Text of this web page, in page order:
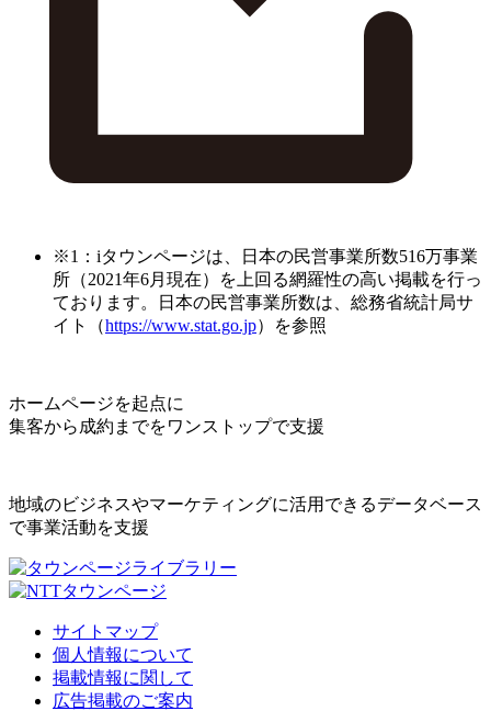
※1：iタウンページは、日本の民営事業所数516万事業
所（2021年6月現在）を上回る網羅性の高い掲載を行っ
ております。日本の民営事業所数は、総務省統計局サ
イト（https://www.stat.go.jp）を参照
ホームページを起点に
集客から成約までをワンストップで支援
地域のビジネスやマーケティングに活用できるデータベース
で事業活動を支援
サイトマップ
個人情報について
掲載情報に関して
広告掲載のご案内